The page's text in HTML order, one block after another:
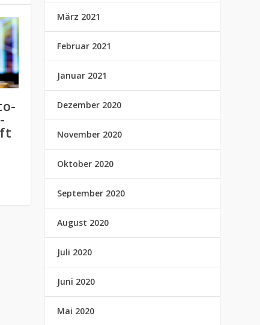
März 2021
Februar 2021
Januar 2021
Dezember 2020
November 2020
Oktober 2020
September 2020
August 2020
Juli 2020
Juni 2020
Mai 2020